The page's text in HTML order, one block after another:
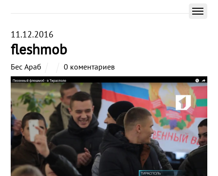
11.12.2016
fleshmob
Бес Араб 0 коментариев